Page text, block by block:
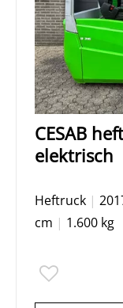
CESAB
elektrisch
Heftruck |
cm | 1.600 kg